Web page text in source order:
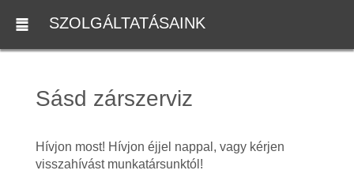
SZOLGÁLTATÁSAINK
Sásd zárszerviz
Hívjon most! Hívjon éjjel nappal, vagy kérjen
visszahívást munkatársunktól!